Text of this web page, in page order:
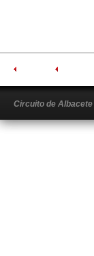
Circuito de Albacete